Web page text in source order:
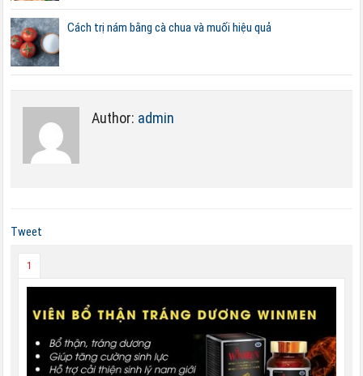
Cách trị nám bằng cà chua và muối hiệu quả
Author: admin
Tweet
1